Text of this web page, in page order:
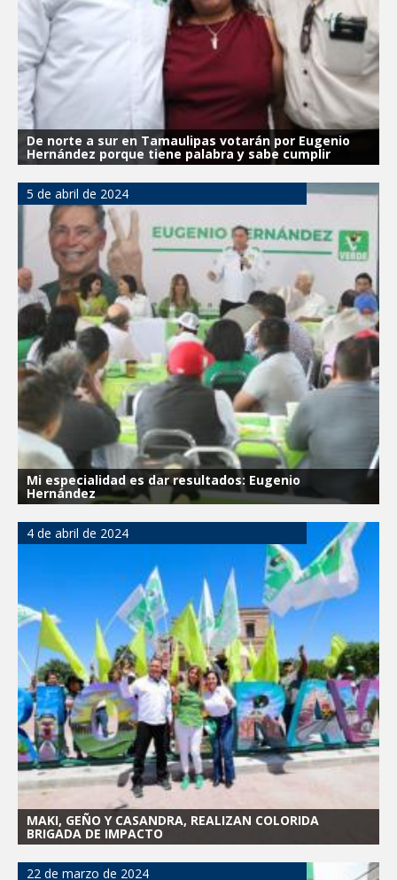
De norte a sur en Tamaulipas votarán por Eugenio
Hernández porque tiene palabra y sabe cumplir
5 de abril de 2024
Mi especialidad es dar resultados: Eugenio
Hernández
4 de abril de 2024
MAKI, GEÑO Y CASANDRA, REALIZAN COLORIDA
BRIGADA DE IMPACTO
22 de marzo de 2024